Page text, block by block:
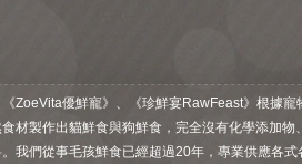
《ZoeVita優鮮寵》、《珍鮮宴RawFeast》根據寵
材製作出貓鮮食與狗鮮食，完全沒有化學添加物
我們從事毛孩鮮食已經超過20年，專業供應各式